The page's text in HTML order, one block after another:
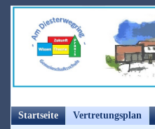
Startseite Vertretungsplan